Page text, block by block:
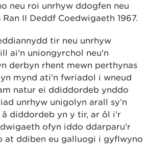
neu roi unrhyw ddogfen neu
II Deddf Coedwigaeth 1967.
tir neu unrhyw
ai'n uniongyrchol neu'n
derbyn rhent mewn perthynas
mynd ati’n fwriadol i wneud
natur ei ddiddordeb ynddo
unrhyw unigolyn arall sy’n
â diddordeb yn y tir, ar ôl i'r
ofyn iddo ddarparu'r
at ddiben eu galluogi i gyflwyno